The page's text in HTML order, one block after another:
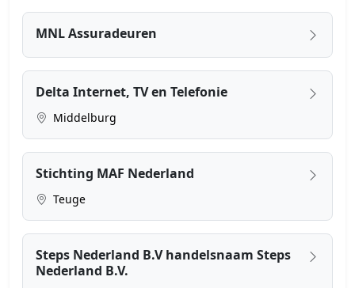
MNL Assuradeuren
Delta Internet, TV en Telefonie
Middelburg
Stichting MAF Nederland
Teuge
Steps Nederland B.V handelsnaam Steps
Nederland B.V.